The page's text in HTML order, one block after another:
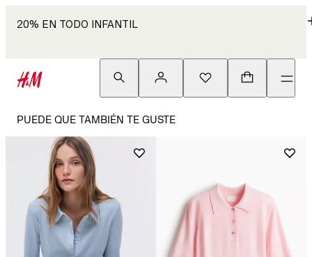
20% EN TODO INFANTIL
PUEDE QUE TAMBIÉN TE GUSTE